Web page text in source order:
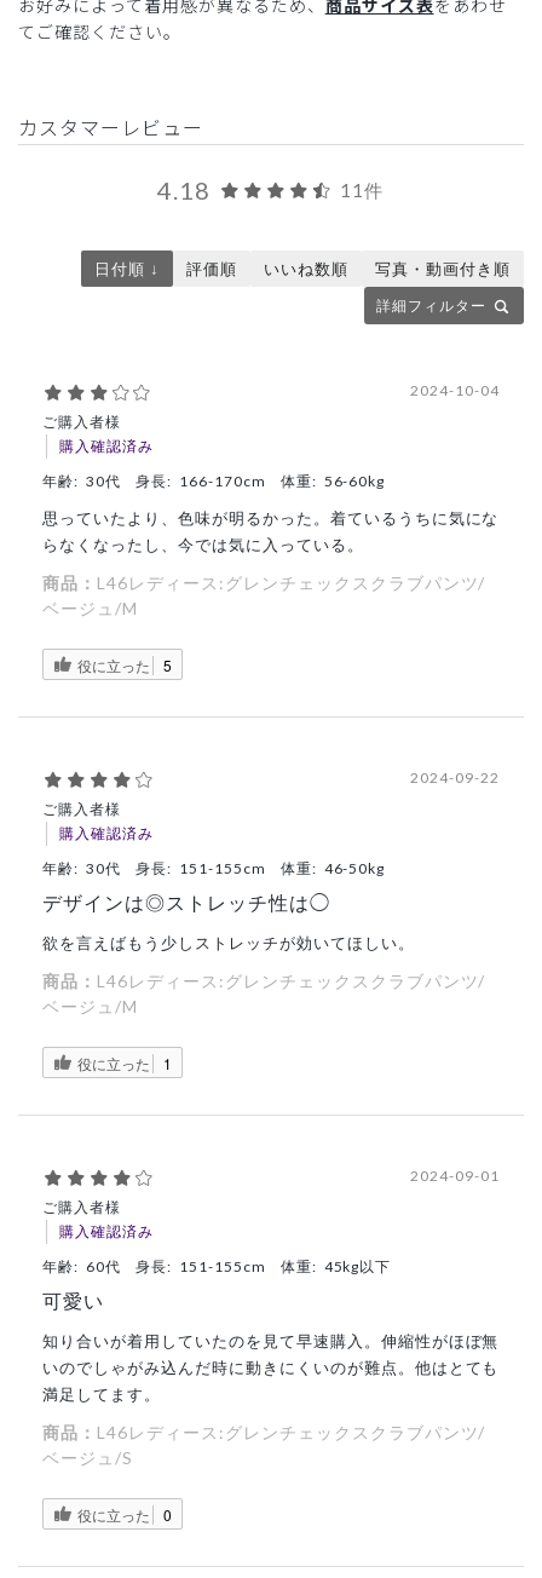
てご確認ください。
カスタマーレビュー
4.18 11件
詳細フィルター
日付順 ↓ 評価順 いいね数順 写真・動画付き順
ご購入者様
購入確認済み
2024-10-04
年齢: 30代 身長: 166-170cm 体重: 56-60kg
思っていたより、色味が明るかった。着ているうちに気にな
らなくなったし、今では気に入っている。
商品： L46レディース:グレンチェックスクラブパンツ/
ベージュ/M
役に立った 5
ご購入者様
購入確認済み
2024-09-22
年齢: 30代 身長: 151-155cm 体重: 46-50kg
デザインは◎ストレッチ性は◯
欲を言えばもう少しストレッチが効いてほしい。
商品： L46レディース:グレンチェックスクラブパンツ/
ベージュ/M
役に立った 1
ご購入者様
購入確認済み
2024-09-01
年齢: 60代 身長: 151-155cm 体重: 45kg以下
可愛い
知り合いが着用していたのを見て早速購入。伸縮性がほぼ無
いのでしゃがみ込んだ時に動きにくいのが難点。他はとても
満足してます。
商品： L46レディース:グレンチェックスクラブパンツ/
ベージュ/S
役に立った 0